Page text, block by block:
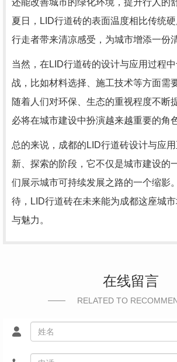
还能改善城市的绿化环境，提升行人的
夏日，LID行道砖的表面温度相比传统
行走者带来清凉感受，为城市增添一份
当然，在LID行道砖的设计与应用过程
战，比如材料选择、施工技术等方面需
随着人们对环保、生态的重视程度不断
必将在城市建设中扮演越来越重要的角色
总的来说，成都的LID行道砖设计与应
新、探索的阶段，它不仅是城市建设的
们展示城市可持续发展之路的一个缩影
待，LID行道砖在未来能为成都这座城
与魅力。
在线留言
RELATED TO